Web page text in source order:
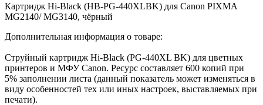
Картридж Hi-Black (HB-PG-440XLBK) для Canon PIXMA
MG2140/ MG3140, чёрный
Дополнительная информация о товаре:
Струйный картридж Hi-Black (PG-440XL BK) для цветных
принтеров и МФУ Canon. Ресурс составляет 600 копий при
5% заполнении листа (данный показатель может изменяться в
виду особенностей тех или иных настроек, выставляемых при
печати).